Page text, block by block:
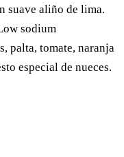
suave aliño de lima.
sodium
palta, tomate, naranja
especial de nueces.